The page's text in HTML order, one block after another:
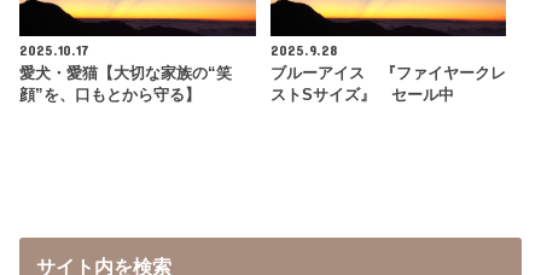
2025.10.17
愛犬・愛猫【大切な家族の“笑
顔”を、口もとから守る】
2025.9.28
ブルーアイス 『ファイヤークレ
ストSサイズ』 セール中
サイト内を検索